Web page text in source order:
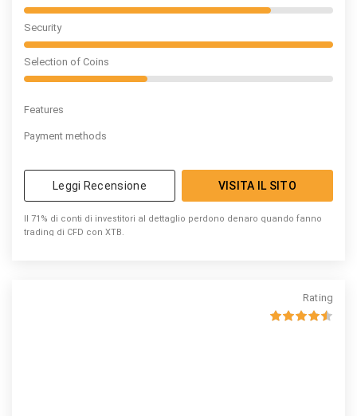
Security
Selection of Coins
Features
Payment methods
Leggi Recensione VISITA IL SITO
Il 71% di conti di investitori al dettaglio perdono denaro quando fanno
trading di CFD con XTB.
Rating